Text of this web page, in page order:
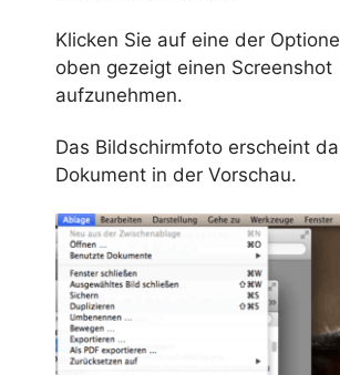
Klicken Sie auf eine der
oben gezeigt einen Screenshot
aufzunehmen.
Das Bildschirmfoto erscheint
Dokument in der Vorschau.